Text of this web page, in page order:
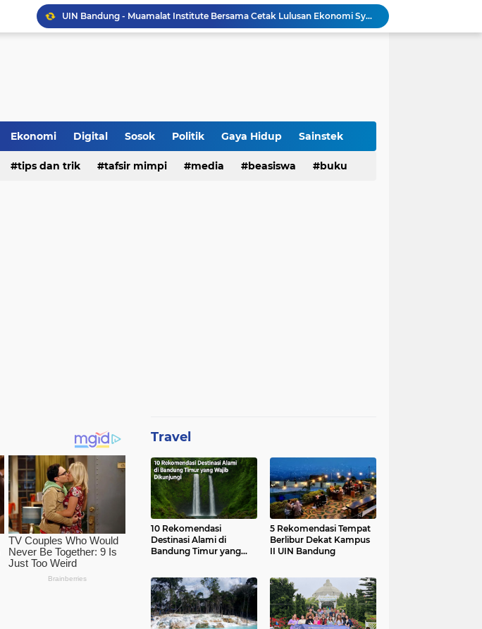
UIN Bandung - Muamalat Institute Bersama Cetak Lulusan Ekonomi Syariah yang Kompeten dan Berkah
3 Narasumber Seminar PAI UIN Jakarta Soroti Polemik Anggaran Pendidikan untuk MBG
Sabet 17 Medali Emas, Kota Bandung Juara Umum Popwilda Wilayah IV Jabar 2026
Jalan Redup Agama: Catatan untuk Munas-Kobes NU
Ekonomi Digital Sosok Politik Gaya Hidup Sainstek
tips dan trik tafsir mimpi media beasiswa buku
Travel
10 Rekomendasi
Destinasi Alami di
Bandung Timur yang
5 Rekomendasi Tempat
Berlibur Dekat Kampus
II UIN Bandung